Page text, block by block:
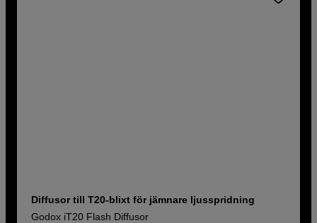
Diffusor till T20-blixt för jämnare ljusspridning
Godox iT20 Flash Diffusor